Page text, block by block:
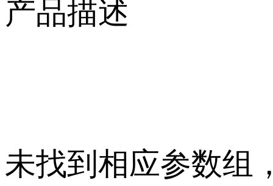
产品描述
未找到相应参数组